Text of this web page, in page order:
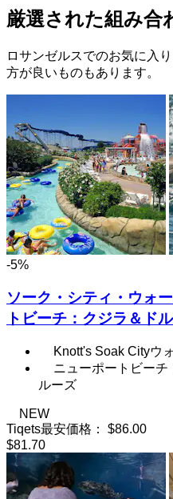
厳選された組み合
ロサンゼルスでのお気に入
方が良いものもあります。
-5%
ソーク・シティ・ウォ
トビーチ：クジラ＆ド
Knott's Soak Cityウ
ニューポートビーチ
ルーズ
NEW
Tiqets最安価格：
$86.00
$81.70